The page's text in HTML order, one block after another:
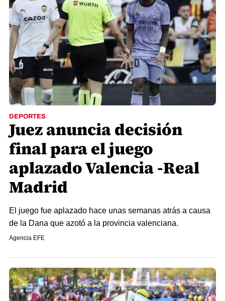
DEPORTES
Juez anuncia decisión
final para el juego
aplazado Valencia -Real
Madrid
El juego fue aplazado hace unas semanas atrás a causa
de la Dana que azotó a la provincia valenciana.
Agencia EFE